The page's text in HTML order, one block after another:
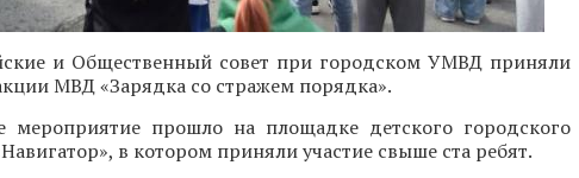
и Общественный совет при городском УМВД приняли
МВД «Зарядка со стражем порядка».
мероприятие прошло на площадке детского городского
в котором приняли участие свыше ста ребят.